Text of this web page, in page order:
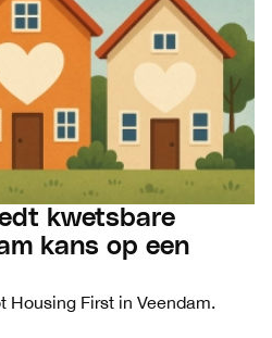
kwetsbare
kans op een
Housing First in Veendam.